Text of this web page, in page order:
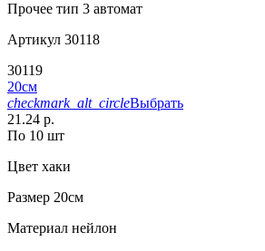
Прочее тип 3 автомат
Артикул 30118
30119
20см
checkmark_alt_circleВыбрать
21.24 р.
По 10 шт
Цвет хаки
Размер 20см
Материал нейлон